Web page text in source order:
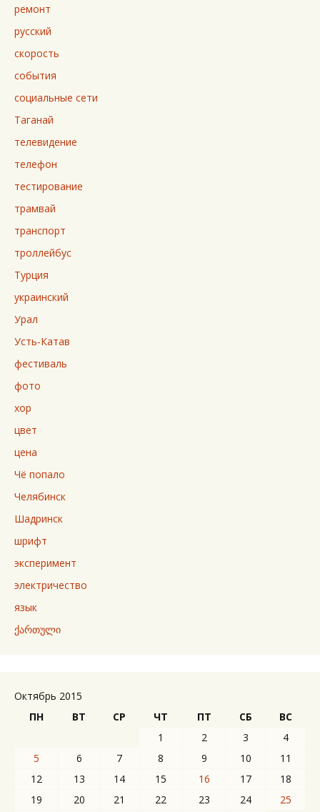
ремонт
русский
скорость
события
социальные сети
Таганай
телевидение
телефон
тестирование
трамвай
транспорт
троллейбус
Турция
украинский
Урал
Усть-Катав
фестиваль
фото
хор
цвет
цена
Чё попало
Челябинск
Шадринск
шрифт
эксперимент
электричество
язык
ქართული
Октябрь 2015
ПН
ВТ СР ЧТ ПТ СБ
ВС
1
2 3
4
5
6 7 8 9 10
11
12
13 14 15 16 17
18
19
20 21 22 23 24
25